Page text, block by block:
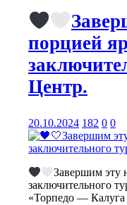
порцией
Центр.
20.10.2024 182 0 0
Завершим эту
заключительного
«Торпедо — Калуга